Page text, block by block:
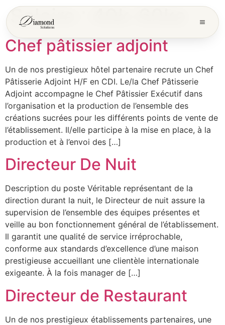
Salaire :
Chef pâtissier adjoint
Un de nos prestigieux hôtel partenaire recrute un Chef
Pâtisserie Adjoint H/F en CDI. Le/la Chef Pâtisserie
Adjoint accompagne le Chef Pâtissier Exécutif dans
l’organisation et la production de l’ensemble des
créations sucrées pour les différents points de vente de
l’établissement. Il/elle participe à la mise en place, à la
production et à l’envoi des […]
Directeur De Nuit
Description du poste Véritable représentant de la
direction durant la nuit, le Directeur de nuit assure la
supervision de l’ensemble des équipes présentes et
veille au bon fonctionnement général de l’établissement.
Il garantit une qualité de service irréprochable,
conforme aux standards d’excellence d’une maison
prestigieuse accueillant une clientèle internationale
exigeante. À la fois manager de […]
Directeur de Restaurant
Un de nos prestigieux établissements partenaires, une